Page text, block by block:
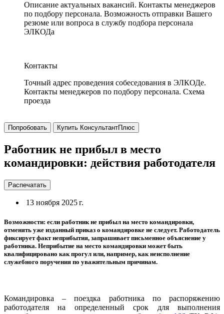
Описание актуальных вакансий. Контакты менеджеров
по подбору персонала. Возможность отправки Вашего
резюме или вопроса в службу подбора персонала
ЭЛКОДа
Контакты
Точный адрес проведения собеседования в ЭЛКОДе.
Контакты менеджеров по подбору персонала. Схема
проезда
Попробовать Купить КонсультантПлюс
Работник не прибыл в место
командировки: действия работодателя
Распечатать
13 ноября 2025 г.
Возможности: если работник не прибыл на место командировки,
отменять уже изданный приказ о командировке не следует. Работодатель
фиксирует факт неприбытия, запрашивает письменное объяснение у
работника. Неприбытие на место командировки может быть
квалифицировано как прогул или, например, как неисполнение
служебного поручения по уважительным причинам.
Командировка – поездка работника по распоряжению
работодателя на определенный срок для выполнения